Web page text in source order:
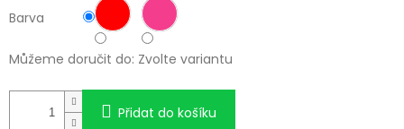
Barva
Můžeme doručit do: Zvolte variantu
Přidat do košíku